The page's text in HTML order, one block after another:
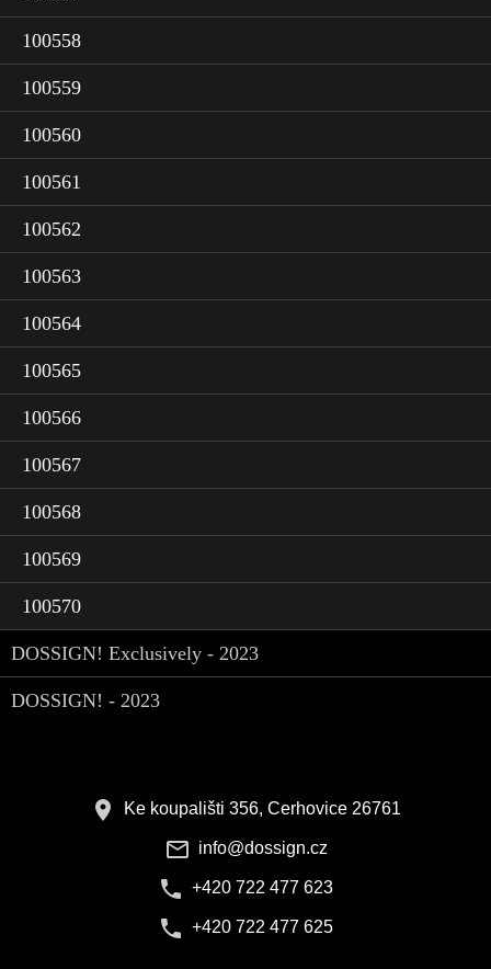
100558
100559
100560
100561
100562
100563
100564
100565
100566
100567
100568
100569
100570
DOSSIGN! Exclusively - 2023
DOSSIGN! - 2023
Ke koupališti 356, Cerhovice 26761
info@dossign.cz
+420 722 477 623
+420 722 477 625